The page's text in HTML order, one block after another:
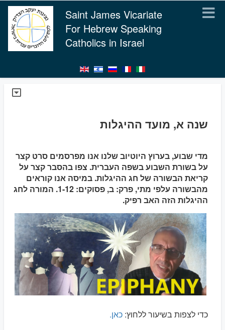
Saint James Vicariate
For Hebrew Speaking
Catholics in Israel
שנה א, מועד ההיגלות
מדי שבוע, בערוץ היוטיוב שלנו אנו מפרסמים סרט קצר
על בשורת השבוע בשפה העברית. צפו בהסבר קצר על
קריאת הבשורה של חג ההיגלות. במיסה אנו קוראים
מהבשורה עלפי מתי, פרק: ב, פסוקים: 1-12. המורה לחג
ההיגלות הזה האב רפיק.
כדי לצפות בשיעור ללחוץ: כאן.